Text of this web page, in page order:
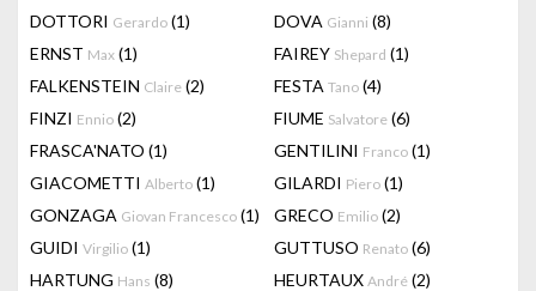
DOTTORI Gerardo (1) DOVA Gianni (8)
ERNST Max (1) FAIREY Shepard (1)
FALKENSTEIN Claire (2) FESTA Tano (4)
FINZI Ennio (2) FIUME Salvatore (6)
FRASCA'NATO (1) GENTILINI Franco (1)
GIACOMETTI Alberto (1) GILARDI Piero (1)
GONZAGA Giovan Francesco (1) GRECO Emilio (2)
GUIDI Virgilio (1) GUTTUSO Renato (6)
HARTUNG Hans (8) HEURTAUX André (2)